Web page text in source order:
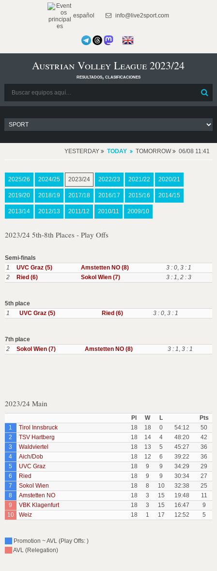
español info@live2sport.com
Austrian Volley League 2023/24
resultados, clasificaciones
YESTERDAY TODAY TOMORROW 06/08 11:41
2025/26 2024/25 2023/24 2022/23 2021/22 2020/21
2019/20 2018/19 2017/18 2016/17 2015/16 2014/15
2013/14 2012/13 2011/12 2010/11 2009/10
2023/24 5th-8th Places - Play Offs
Semi-finals
1
UVC Graz (5) Amstetten NO (8) 3 : 0, 3 : 1
2
Ried (6) Sokol Wien (7) 3 : 1, 2 : 3
5th place
1
UVC Graz (5) Ried (6) 3 : 0, 3 : 1
7th place
2
Sokol Wien (7) Amstetten NO (8) 3 : 1, 3 : 1
2023/24 Main
Pl W L
Pts
1
Tirol Innsbruck 18 18 0 54:12
50
2
TSV Hartberg 18 14 4 48:20
42
3
Waldviertel 18 13 5 45:27
36
4
Aich/Dob 18 12 6 39:22
36
5
UVC Graz 18 9 9 34:29
29
6
Ried 18 9 9 30:34
27
7
Sokol Wien 18 8 10 32:38
25
8
Amstetten NO 18 3 15 19:48
11
9
VBK Klagenfurt 18 3 15 16:47
9
10
Weiz 18 1 17 12:52 5
Promotion ~ AVL (Play Offs: )
AVL (Relegation)